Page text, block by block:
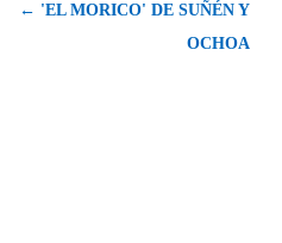
← 'EL MORICO' DE SUÑÉN Y
OCHOA